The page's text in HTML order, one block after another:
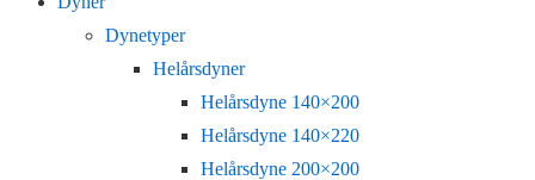
Dynetyper
Helårsdyner
Helårsdyne 140×200
Helårsdyne 140×220
Helårsdyne 200×200